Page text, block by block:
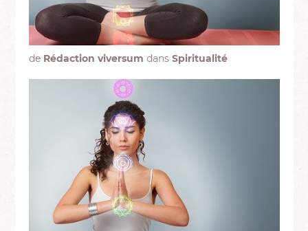
de Rédaction viversum dans Spiritualité